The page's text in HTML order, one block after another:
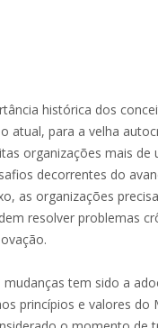
histórica dos
atual, para a velha
organizações mais de
decorrentes do
as organizações
resolver problemas
tem sido a
princípios e valores do